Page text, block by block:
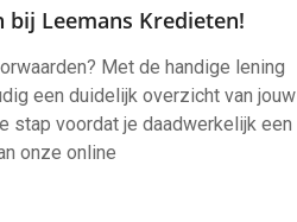
Leemans Kredieten!
Met de handige lening
een duidelijk overzicht van jouw
stap voordat je daadwerkelijk een
onze online